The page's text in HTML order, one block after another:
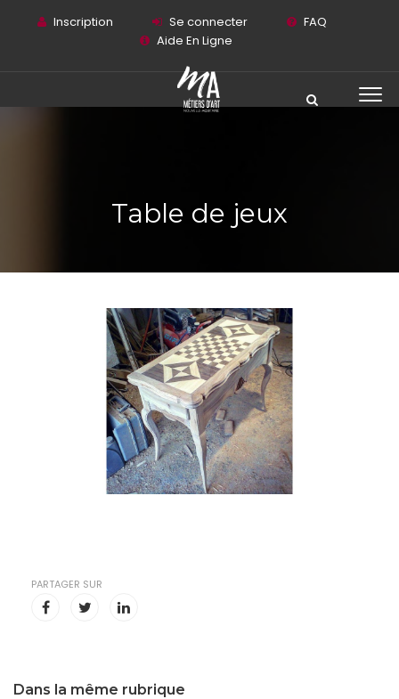
Inscription Se connecter
FAQ
Aide En Ligne
Table de jeux
Dans la même rubrique
PARTAGER SUR